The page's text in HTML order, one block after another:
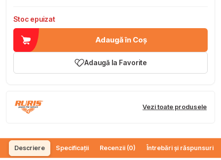
Stoc epuizat
Adaugă în Coș
Adaugă la Favorite
Vezi toate produsele
Descriere Specificații Recenzii (0) Întrebări și răspunsuri